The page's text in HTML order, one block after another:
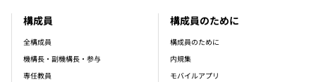
構成員
全構成員
機構長・副機構長・参与
専任教員
構成員のために
構成員のために
内規集
モバイルアプリ